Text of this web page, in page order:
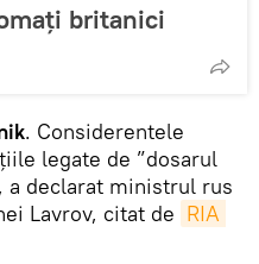
britanici
. Considerentele
legate de ”dosarul
a declarat ministrul rus
Lavrov, citat de RIA